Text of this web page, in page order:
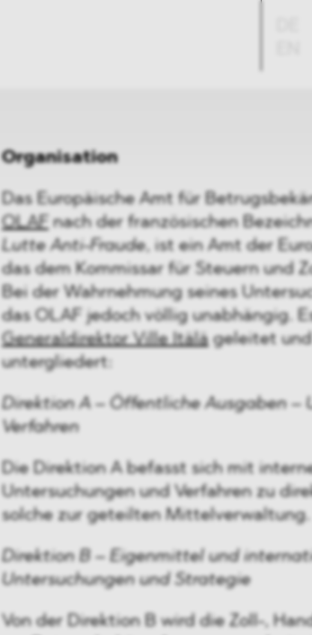
Organisation
Das Europäische Amt für
OLAFnach der französischen
Lutte Anti-Fraude, ist ein Amt der
das dem Kommissar für Steuern und
Bei der Wahrnehmung seines
das OLAF jedoch völlig unabhängig.
Generaldirektor Ville Itälägeleitet und
untergliedert:
Direktion A – Öffentliche Ausgaben –
Verfahren
Die Direktion A befasst sich mit
Untersuchungen und Verfahren zu
solche zur geteilten Mittelverwaltung.
Direktion B – Eigenmittel und
Untersuchungen und Strategie
Von der Direktion B wird die Zoll-,